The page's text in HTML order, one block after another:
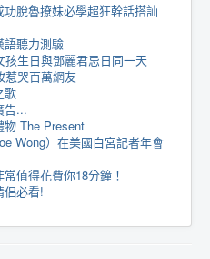
脫魯撩妹必學超狂幹話搭訕
語聽力測驗
生日與鄧麗君忌日同一天
惹哭百萬網友
歌
告...
物 The Present
Wong）在美國白宮記者年會
值得花費你18分鐘！
侶必看!